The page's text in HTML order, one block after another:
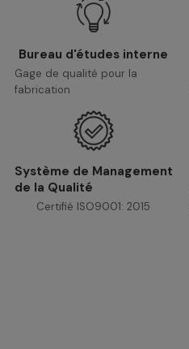
Bureau d'études interne
Gage de qualité pour la
fabrication
Système de Management
de la Qualité
Certifié ISO9001: 2015